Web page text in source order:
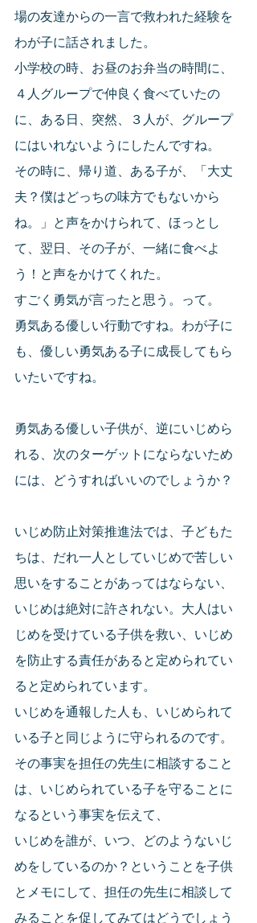
場の友達からの一言で救われた経験を
わが子に話されました。
小学校の時、お昼のお弁当の時間に、
４人グループで仲良く食べていたの
に、ある日、突然、３人が、グループ
にはいれないようにしたんですね。
その時に、帰り道、ある子が、「大丈
夫？僕はどっちの味方でもないから
ね。」と声をかけられて、ほっとし
て、翌日、その子が、一緒に食べよ
う！と声をかけてくれた。
すごく勇気が言ったと思う。って。
勇気ある優しい行動ですね。わが子に
も、優しい勇気ある子に成長してもら
いたいですね。
勇気ある優しい子供が、逆にいじめら
れる、次のターゲットにならないため
には、どうすればいいのでしょうか？
いじめ防止対策推進法では、子どもた
ちは、だれ一人としていじめで苦しい
思いをすることがあってはならない、
いじめは絶対に許されない。大人はい
じめを受けている子供を救い、いじめ
を防止する責任があると定められてい
ると定められています。
いじめを通報した人も、いじめられて
いる子と同じように守られるのです。
その事実を担任の先生に相談すること
は、いじめられている子を守ることに
なるという事実を伝えて、
いじめを誰が、いつ、どのようないじ
めをしているのか？ということを子供
とメモにして、担任の先生に相談して
みることを促してみてはどうでしょう